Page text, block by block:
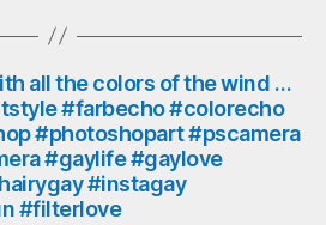
#sunday
#sonntag
#gaylife
#mask4mask
#nähkörbchen
all the colors of the wind …
#farbecho #colorecho
#photoshopart #pscamera
#gaylife #gaylove
#instagay
#filterlove